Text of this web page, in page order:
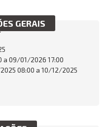
GERAIS
a 09/01/2026 17:00
08:00 a 10/12/2025